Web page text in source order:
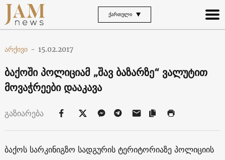
ᲥᲐᲠᲗᲣᲚᲘ
არქივი - 15.02.2017
ბაქოში პოლიციამ „შავ ბაზარზე“ ვალუტით
მოვაჭრეები დააკავა
გაზიარება
ბაქოს სარკინიგზო სადგურის ტერიტორიაზე პოლიციის